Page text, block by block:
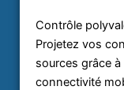
Contrôle
Projetez vos
sources grâce à
connectivité